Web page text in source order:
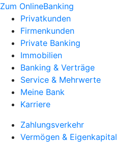
Zum OnlineBanking
Privatkunden
Firmenkunden
Private Banking
Immobilien
Banking & Verträge
Service & Mehrwerte
Meine Bank
Karriere
Zahlungsverkehr
Vermögen & Eigenkapital